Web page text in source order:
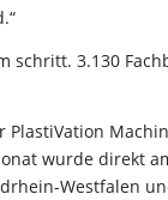
3.130
wurde direkt
Westfalen